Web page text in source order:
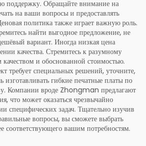
поддержку. Обращайте внимание на
на ваши вопросы и предоставлять
политика также играет важную роль.
найти выгодное предложение, не
вариант. Иногда низкая цена
качества. Стремитесь к разумному
и обоснованной стоимостью.
требует специальных решений, уточните,
изготавливать гибкие печатные платы по
Компании вроде Zhongman предлагают
что может оказаться чрезвычайно
специфических задач. Тщательно изучив
вопросы, вы сможете выбрать
соответствующего вашим потребностям.